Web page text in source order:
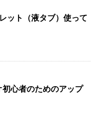
ット（液タブ）使って
心者のためのアップ